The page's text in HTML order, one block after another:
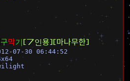
구막기[7인용][마나무한]
07-30 06:44:52
x64